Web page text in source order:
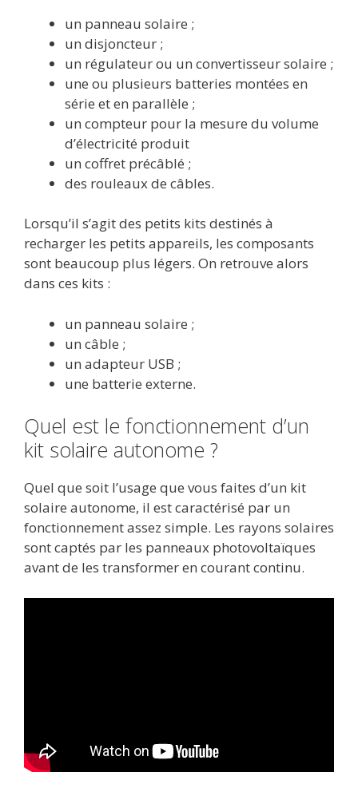
un panneau solaire ;
un disjoncteur ;
un régulateur ou un convertisseur solaire ;
une ou plusieurs batteries montées en
série et en parallèle ;
un compteur pour la mesure du volume
d’électricité produit
un coffret précâblé ;
des rouleaux de câbles.
Lorsqu’il s’agit des petits kits destinés à
recharger les petits appareils, les composants
sont beaucoup plus légers. On retrouve alors
dans ces kits :
un panneau solaire ;
un câble ;
un adapteur USB ;
une batterie externe.
Quel est le fonctionnement d’un
kit solaire autonome ?
Quel que soit l’usage que vous faites d’un kit
solaire autonome, il est caractérisé par un
fonctionnement assez simple. Les rayons solaires
sont captés par les panneaux photovoltaïques
avant de les transformer en courant continu.